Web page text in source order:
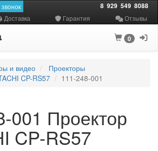
8 929 549 8088
Доставка Гарантия Отзывы
0
и видео
Проекторы
CP-RS57
111-248-001
001 Проектор
CP-RS57